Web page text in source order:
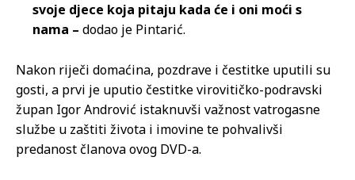
svoje djece koja pitaju kada će i oni moći s
nama – dodao je Pintarić.
Nakon riječi domaćina, pozdrave i čestitke uputili su
gosti, a prvi je uputio čestitke virovitičko-podravski
župan Igor Andrović istaknuvši važnost vatrogasne
službe u zaštiti života i imovine te pohvalivši
predanost članova ovog DVD-a.